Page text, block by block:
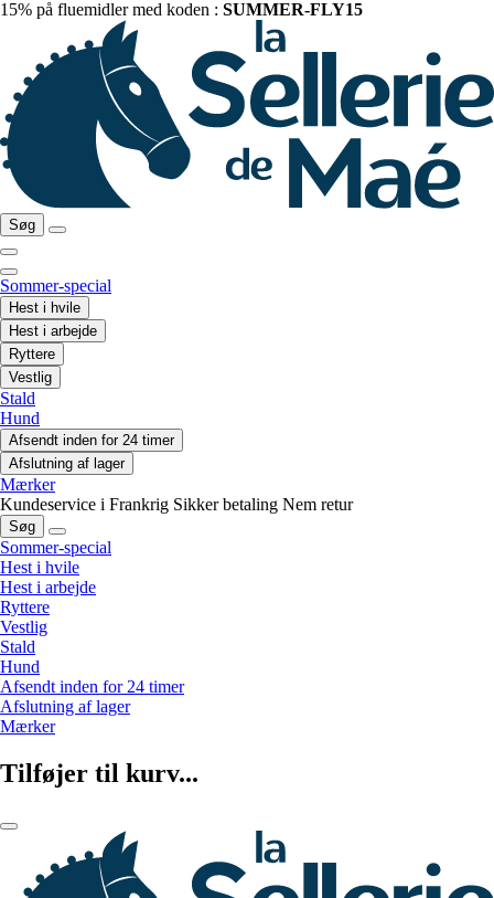
15% på fluemidler med koden : SUMMER-FLY15
Søg
Sommer-special
Hest i hvile
Hest i arbejde
Ryttere
Vestlig
Stald
Hund
Afsendt inden for 24 timer
Afslutning af lager
Mærker
Kundeservice i Frankrig Sikker betaling Nem retur
Søg
Sommer-special
Hest i hvile
Hest i arbejde
Ryttere
Vestlig
Stald
Hund
Afsendt inden for 24 timer
Afslutning af lager
Mærker
Tilføjer til kurv...